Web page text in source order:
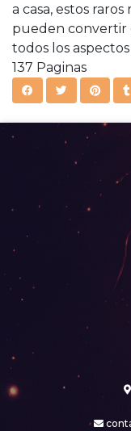
a casa, estos
pueden convertir
todos los
137 Paginas